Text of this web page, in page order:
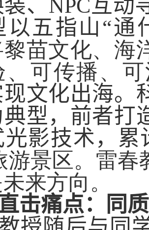
、 NPC互动
以五指山 “通
苗文化、海
、可传播、
文化出海。
型，前者打
光影技术，累
游景区。雷春
来方向。
击痛点：同